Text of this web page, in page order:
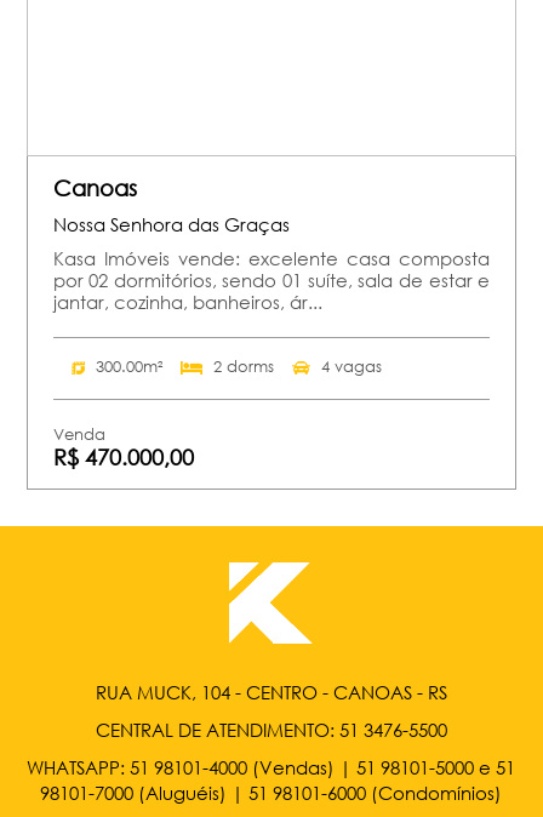
Canoas
Nossa Senhora das Graças
Kasa Imóveis vende: excelente casa composta
por 02 dormitórios, sendo 01 suíte, sala de estar e
jantar, cozinha, banheiros, ár...
300.00m² 2 dorms 4 vagas
Venda
R$ 470.000,00
RUA MUCK, 104 - CENTRO - CANOAS - RS
CENTRAL DE ATENDIMENTO: 51 3476-5500
WHATSAPP: 51 98101-4000 (Vendas) |51 98101-5000 e51
98101-7000 (Aluguéis) |51 98101-6000 (Condomínios)